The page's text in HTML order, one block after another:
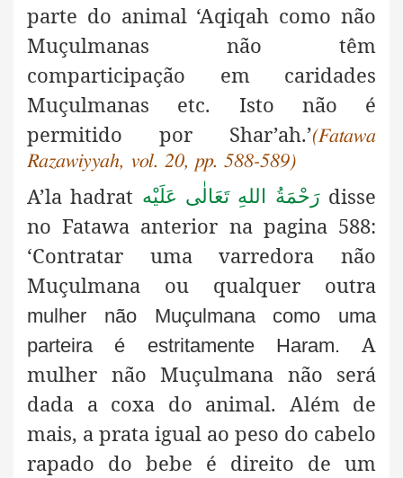
parte do animal ‘Aqiqah como não
Muçulmanas não têm
comparticipação em caridades
Muçulmanas etc. Isto não é
permitido por Shar’ah.’(Fatawa
Razawiyyah, vol. 20, pp. 588-589)
A’la hadrat رَحْمَةُ اللهِ تَعَالٰی عَلَيْهdisse
no Fatawa anterior na pagina 588:
‘Contratar uma varredora não
Muçulmana ou qualquer outra
mulher não Muçulmana como uma
parteira é estritamente
Haram. A
mulher não Muçulmana não será
dada a coxa do animal. Além de
mais, a prata igual ao peso do cabelo
rapado do bebe é direito de um